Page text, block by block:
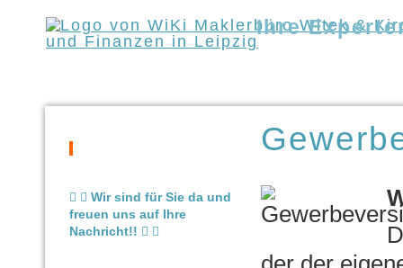
Ihre
Wir sind für Sie da und
freuen uns auf Ihre
Nachricht!!